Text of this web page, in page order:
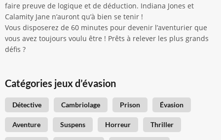
faire preuve de logique et de déduction. Indiana Jones et
Calamity Jane n’auront qu’à bien se tenir !
Vous disposerez de 60 minutes pour devenir l’aventurier que
vous avez toujours voulu être ! Prêts à relever les plus grands
défis ?
Catégories jeux d’évasion
Détective Cambriolage Prison Évasion
Aventure Suspens Horreur Thriller